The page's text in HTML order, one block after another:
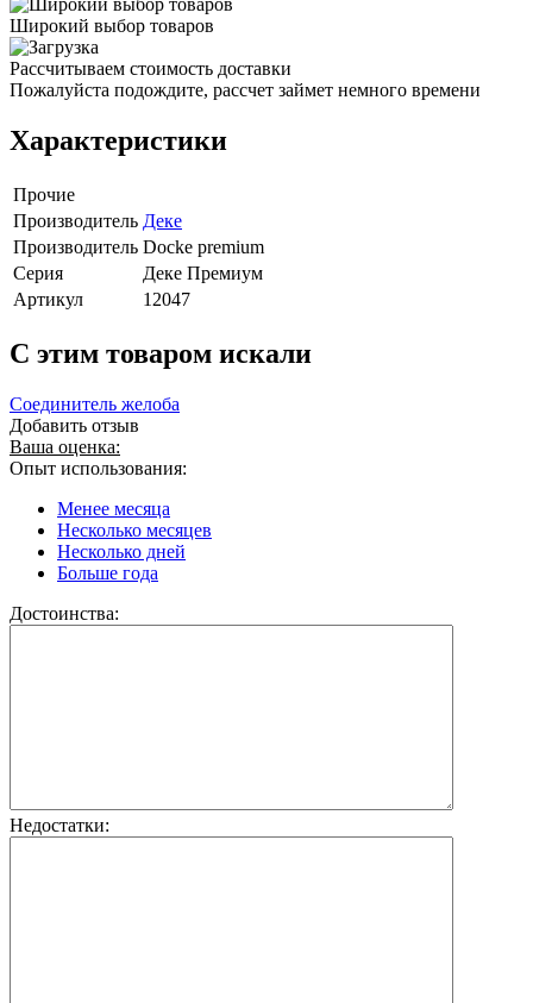
Широкий выбор товаров
Рассчитываем стоимость доставки
Пожалуйста подождите, рассчет займет немного времени
Характеристики
Прочие
Производитель Деке
Производитель Docke premium
Серия
Деке Премиум
Артикул
12047
C этим товаром искали
Соединитель желоба
Добавить отзыв
Ваша оценка:
Опыт использования:
Менее месяца
Несколько месяцев
Несколько дней
Больше года
Достоинства:
Недостатки: